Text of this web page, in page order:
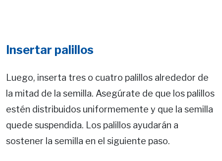
Insertar palillos
Luego, inserta tres o cuatro palillos alrededor de
la mitad de la semilla. Asegúrate de que los palillos
estén distribuidos uniformemente y que la semilla
quede suspendida. Los palillos ayudarán a
sostener la semilla en el siguiente paso.